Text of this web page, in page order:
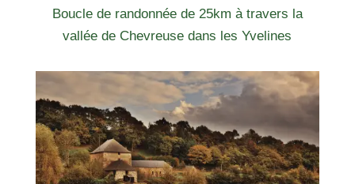
Boucle de randonnée de 25km à travers la
vallée de Chevreuse dans les Yvelines